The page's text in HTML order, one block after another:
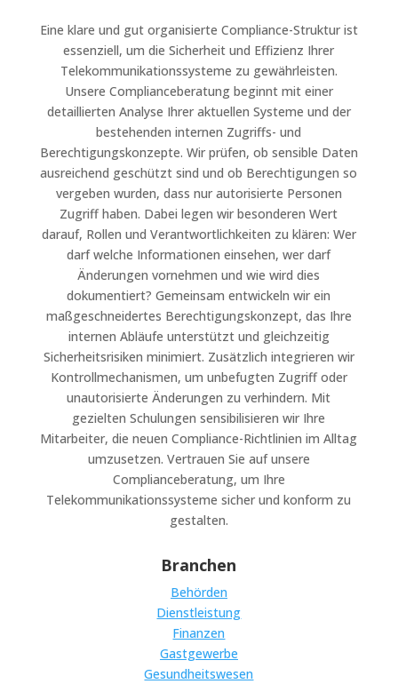
Eine klare und gut organisierte Compliance-Struktur ist
essenziell, um die Sicherheit und Effizienz Ihrer
Telekommunikationssysteme zu gewährleisten.
Unsere Complianceberatung beginnt mit einer
detaillierten Analyse Ihrer aktuellen Systeme und der
bestehenden internen Zugriffs- und
Berechtigungskonzepte. Wir prüfen, ob sensible Daten
ausreichend geschützt sind und ob Berechtigungen so
vergeben wurden, dass nur autorisierte Personen
Zugriff haben. Dabei legen wir besonderen Wert
darauf, Rollen und Verantwortlichkeiten zu klären: Wer
darf welche Informationen einsehen, wer darf
Änderungen vornehmen und wie wird dies
dokumentiert? Gemeinsam entwickeln wir ein
maßgeschneidertes Berechtigungskonzept, das Ihre
internen Abläufe unterstützt und gleichzeitig
Sicherheitsrisiken minimiert. Zusätzlich integrieren wir
Kontrollmechanismen, um unbefugten Zugriff oder
unautorisierte Änderungen zu verhindern. Mit
gezielten Schulungen sensibilisieren wir Ihre
Mitarbeiter, die neuen Compliance-Richtlinien im Alltag
umzusetzen. Vertrauen Sie auf unsere
Complianceberatung, um Ihre
Telekommunikationssysteme sicher und konform zu
gestalten.
Branchen
Behörden
Dienstleistung
Finanzen
Gastgewerbe
Gesundheitswesen